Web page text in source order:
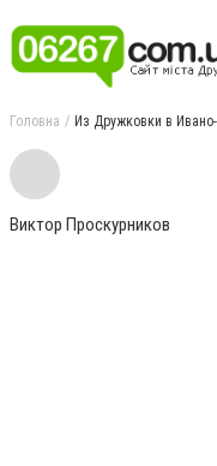
Головна Из Дружковки в
Виктор Проскурников